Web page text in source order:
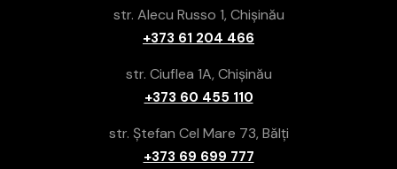
str. Alecu Russo 1, Chișinău
+373 61 204 466
str. Ciuflea 1A, Chișinău
+373 60 455 110
str. Ștefan Cel Mare 73, Bălți
+373 69 699 777